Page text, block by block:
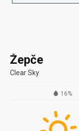
Žepče
Clear Sky
16%